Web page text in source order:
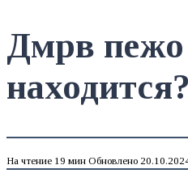
Дмрв пежо
находится?
На чтение 19 мин Обновлено